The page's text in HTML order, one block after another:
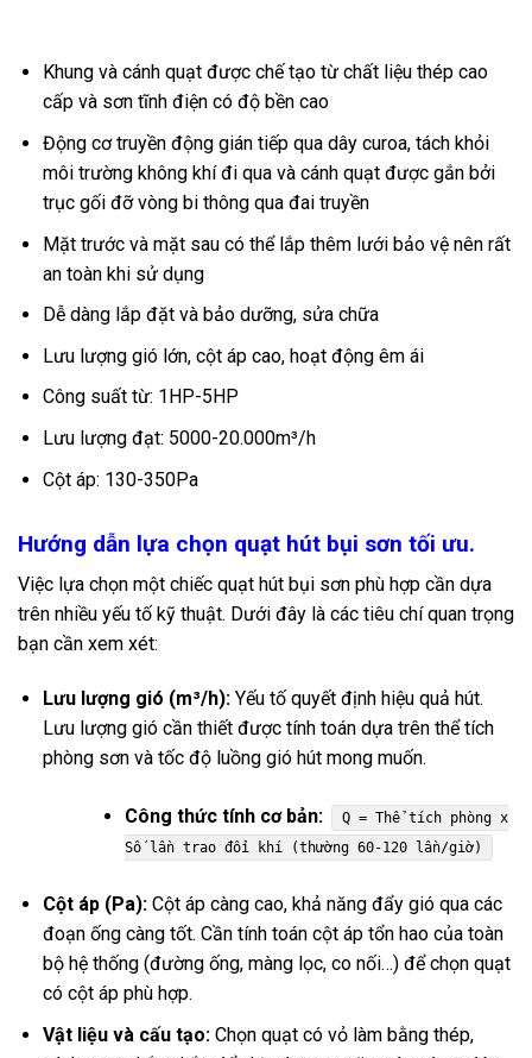
Khung và cánh quạt được chế tạo từ chất liệu thép cao
cấp và sơn tĩnh điện có độ bền cao
Động cơ truyền động gián tiếp qua dây curoa, tách khỏi
môi trường không khí đi qua và cánh quạt được gắn bởi
trục gối đỡ vòng bi thông qua đai truyền
Mặt trước và mặt sau có thể lắp thêm lưới bảo vệ nên rất
an toàn khi sử dụng
Dễ dàng lắp đặt và bảo dưỡng, sửa chữa
Lưu lượng gió lớn, cột áp cao, hoạt động êm ái
Công suất từ: 1HP-5HP
Lưu lượng đạt: 5000-20.000m³/h
Cột áp: 130-350Pa
Hướng dẫn lựa chọn quạt hút bụi sơn tối ưu.
Việc lựa chọn một chiếc quạt hút bụi sơn phù hợp cần dựa
trên nhiều yếu tố kỹ thuật. Dưới đây là các tiêu chí quan trọng
bạn cần xem xét:
Lưu lượng gió (m³/h):Yếu tố quyết định hiệu quả hút.
Lưu lượng gió cần thiết được tính toán dựa trên thể tích
phòng sơn và tốc độ luồng gió hút mong muốn.
Công thức tính cơ bản:
Q = Thể tích phòng x
Số lần trao đổi khí (thường 60-120 lần/giờ)
Cột áp (Pa):Cột áp càng cao, khả năng đẩy gió qua các
đoạn ống càng tốt. Cần tính toán cột áp tổn hao của toàn
bộ hệ thống (đường ống, màng lọc, co nối…) để chọn quạt
có cột áp phù hợp.
Vật liệu và cấu tạo:Chọn quạt có vỏ làm bằng thép,